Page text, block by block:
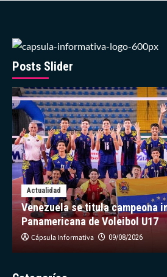
13
de
Guillén
Posts Slider
Actualidad
Venezuela se titula campeona
Panamericana de Voleibol U17
Cápsula Informativa 09/08/2026